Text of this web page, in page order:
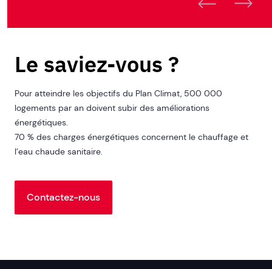
Le saviez-vous ?
Pour atteindre les objectifs du Plan Climat, 500 000
logements par an doivent subir des améliorations
énergétiques.
70 % des charges énergétiques concernent le chauffage et
l’eau chaude sanitaire.
Contactez-nous